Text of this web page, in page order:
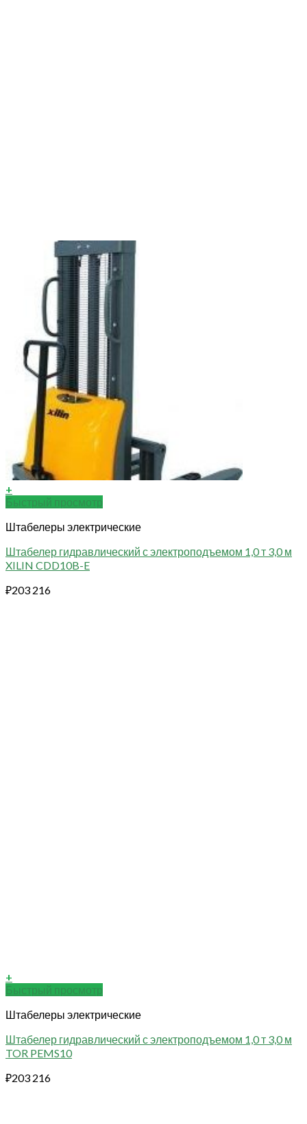
+
Быстрый просмотр
Штабелеры электрические
Штабелер гидравлический с электроподъемом 1,0 т 3,0 м
XILIN CDD10B-E
₽203 216
+
Быстрый просмотр
Штабелеры электрические
Штабелер гидравлический с электроподъемом 1,0 т 3,0 м
TOR PEMS10
₽203 216